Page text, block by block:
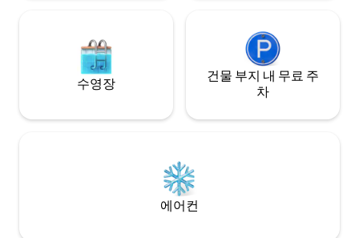
수영장
건물 부지 내 무료 주
차
에어컨